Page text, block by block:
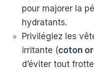
pour majorer la
hydratants.
Privilégiez les
irritante (coton
d’éviter tout